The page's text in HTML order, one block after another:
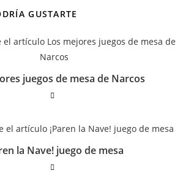
GUSTARTE
juegos de mesa de Narcos
la Nave! juego de mesa